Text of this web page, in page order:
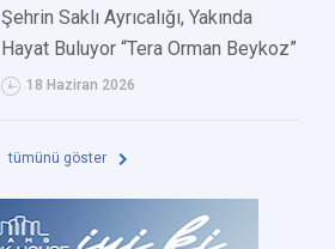
Şehrin Saklı Ayrıcalığı, Yakında
Hayat Buluyor “Tera Orman Beykoz”
18 Haziran 2026
tümünü göster